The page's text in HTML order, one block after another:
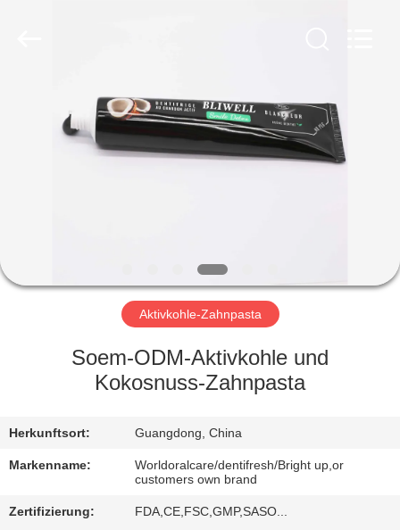
PRODUKTE
ÜBER
UNS
FABRIK-
AUSFLUG
QUALITÄTSKONTROLLE
SIE
Aktivkohle-Zahnpasta
Soem-ODM-Aktivkohle und
Kokosnuss-Zahnpasta
Herkunftsort: Guangdong, China
Markenname:
Worldoralcare/dentifresh/Bright up,or
customers own brand
Zertifizierung: FDA,CE,FSC,GMP,SASO...